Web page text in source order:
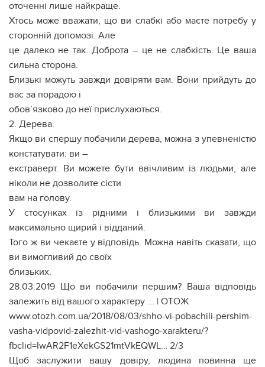
оточенні лише найкраще.
Хтось може вважати, що ви слабкі або маєте потребу у
сторонній допомозі. Але
це далеко не так. Доброта – це не слабкість. Це ваша
сильна сторона.
Близькі можуть завжди довіряти вам. Вони прийдуть до
вас за порадою і
обов’язково до неї прислухаються.
2. Дерева.
Якщо ви спершу побачили дерева, можна з упевненістю
констатувати: ви –
екстраверт. Ви можете бути ввічливим із людьми, але
ніколи не дозволите сісти
вам на голову.
У стосунках із рідними і близькими ви завжди
максимально щирий і відданий.
Того ж ви чекаєте у відповідь. Можна навіть сказати, що
ви вимогливий до своїх
близьких.
28.03.2019 Що ви побачили першим? Ваша відповідь
залежить від вашого характеру ... | ОТОЖ
www.otozh.com.ua/2018/08/03/shho-vi-pobachili-pershim-
vasha-vidpovid-zalezhit-vid-vashogo-xarakteru/?
fbclid=IwAR2F1eXekGS21mtVkEQWL… 2/3
Щоб заслужити вашу довіру, людина повинна ще